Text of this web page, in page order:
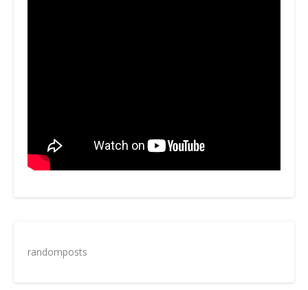
randomposts